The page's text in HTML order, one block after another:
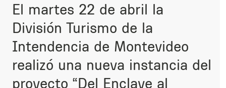
El martes 22 de abril la
División Turismo de la
Intendencia de Montevideo
realizó una nueva instancia del
proyecto “Del Enclave al